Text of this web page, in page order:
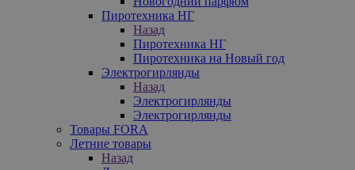
Пиротехника НГ
Назад
Пиротехника НГ
Пиротехника на Новый год
Электрогирлянды
Назад
Электрогирлянды
Электрогирлянды
Товары FORA
Летние товары
Назад